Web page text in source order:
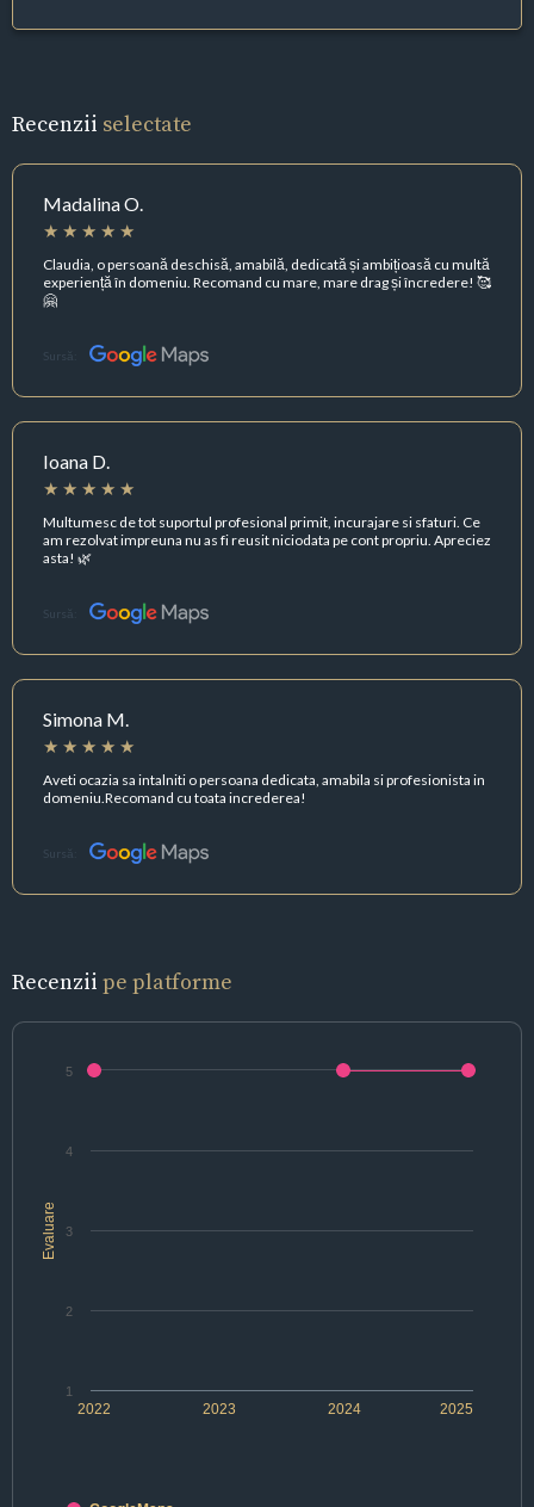
Recenzii selectate
Madalina O.
Claudia, o persoană deschisă, amabilă, dedicată și ambițioasă cu multă
experiență în domeniu. Recomand cu mare, mare drag și încredere! 🥰
🤗
Sursă:
Ioana D.
Multumesc de tot suportul profesional primit, incurajare si sfaturi. Ce
am rezolvat impreuna nu as fi reusit niciodata pe cont propriu. Apreciez
asta! 🌿
Sursă:
Simona M.
Aveti ocazia sa intalniti o persoana dedicata, amabila si profesionista in
domeniu.Recomand cu toata increderea!
Sursă:
Recenzii pe platforme
Evaluare
2022 2024
2023 2025
1
2
3
4
5